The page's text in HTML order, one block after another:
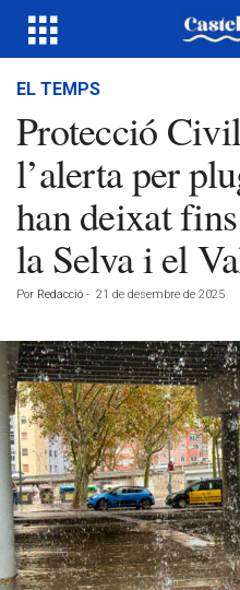
EL TEMPS
Protecció
l’alerta per
han deixat
la Selva i el
Por Redacció - 21 de desembre de 2025